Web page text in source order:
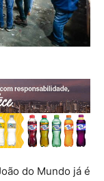
do Mundo já é